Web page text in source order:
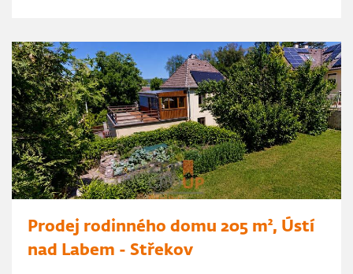
Prodej rodinného domu 205 m², Ústí
nad Labem - Střekov